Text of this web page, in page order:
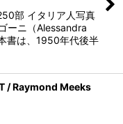
部 イタリア人写真
ーニ（Alessandra
書は、1950年代後半
/ Raymond Meeks